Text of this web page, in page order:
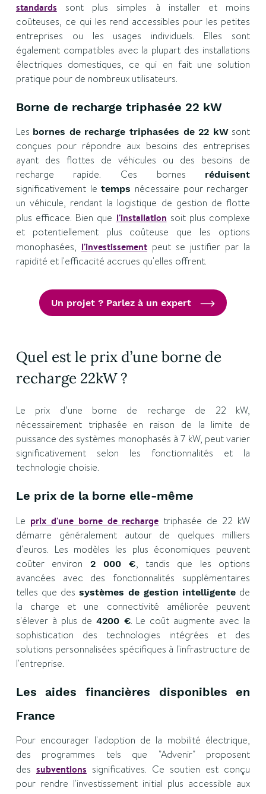
standards sont plus simples à installer et moins
coûteuses, ce qui les rend accessibles pour les petites
entreprises ou les usages individuels. Elles sont
également compatibles avec la plupart des installations
électriques domestiques, ce qui en fait une solution
pratique pour de nombreux utilisateurs.
Borne de recharge triphasée 22 kW
Les bornes de recharge triphasées de 22 kWsont
conçues pour répondre aux besoins des entreprises
ayant des flottes de véhicules ou des besoins de
recharge rapide. Ces bornes
réduisent
significativement letemps nécessaire pour recharger
un véhicule, rendant la logistique de gestion de flotte
plus efficace. Bien que l'installation soit plus complexe
et potentiellement plus coûteuse que les options
monophasées, l'investissementpeut se justifier par la
rapidité et l'efficacité accrues qu'elles offrent.
Un projet ? Parlez à un expert
Quel est le prix d’une borne de
recharge 22kW ?
Le prix d’une borne de recharge de 22 kW,
nécessairement triphasée en raison de la limite de
puissance des systèmes monophasés à 7 kW, peut varier
significativement selon les fonctionnalités et la
technologie choisie.
Le prix de la borne elle-même
Le prix d'une borne de recharge triphasée de 22 kW
démarre généralement autour de quelques milliers
d'euros. Les modèles les plus économiques peuvent
coûter environ
2 000 €, tandis que les options
avancées avec des fonctionnalités supplémentaires
telles que des systèmes de gestion intelligente de
la charge et une connectivité améliorée peuvent
s'élever à plus de 4200 €. Le coût augmente avec la
sophistication des technologies intégrées et des
solutions personnalisées spécifiques à l'infrastructure de
l'entreprise.
Les aides financières disponibles en
France
Pour encourager l'adoption de la mobilité électrique,
des programmes tels que "Advenir" proposent
des subventions significatives. Ce soutien est conçu
pour rendre l'investissement initial plus accessible aux